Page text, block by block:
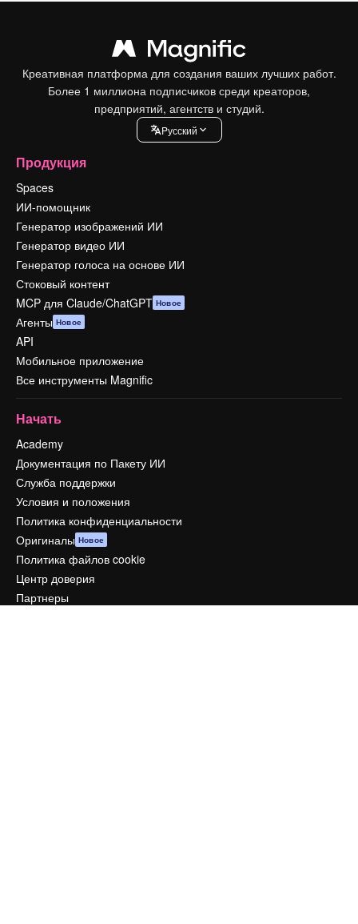
Креативная платформа для создания ваших лучших работ.
Более 1 миллиона подписчиков среди креаторов,
предприятий, агентств и студий.
Pусский
Продукция
Spaces
ИИ-помощник
Генератор изображений ИИ
Генератор видео ИИ
Генератор голоса на основе ИИ
Стоковый контент
MCP для Claude/ChatGPT Новое
Агенты Новое
API
Мобильное приложение
Все инструменты Magnific
Начать
Academy
Документация по Пакету ИИ
Служба поддержки
Условия и положения
Политика конфиденциальности
Оригиналы Новое
Политика файлов cookie
Центр доверия
Партнеры